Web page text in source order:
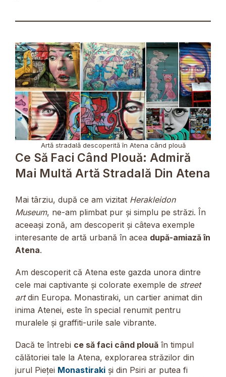
Artă stradală descoperită în Atena când plouă
Ce Să Faci Când Plouă: Admiră
Mai Multă Artă Stradală Din Atena
Mai târziu, după ce am vizitat Herakleidon
Museum, ne-am plimbat pur și simplu pe străzi. În
aceeași zonă, am descoperit și câteva exemple
interesante de artă urbană în acea după-amiază în
Atena.
Am descoperit că Atena este gazda unora dintre
cele mai captivante și colorate exemple de street
artdin Europa. Monastiraki, un cartier animat din
inima Atenei, este în special renumit pentru
muralele și graffiti-urile sale vibrante.
Dacă te întrebi ce să faci când plouă în timpul
călătoriei tale la Atena, explorarea străzilor din
jurul Pieței Monastiraki și din Psiri ar putea fi